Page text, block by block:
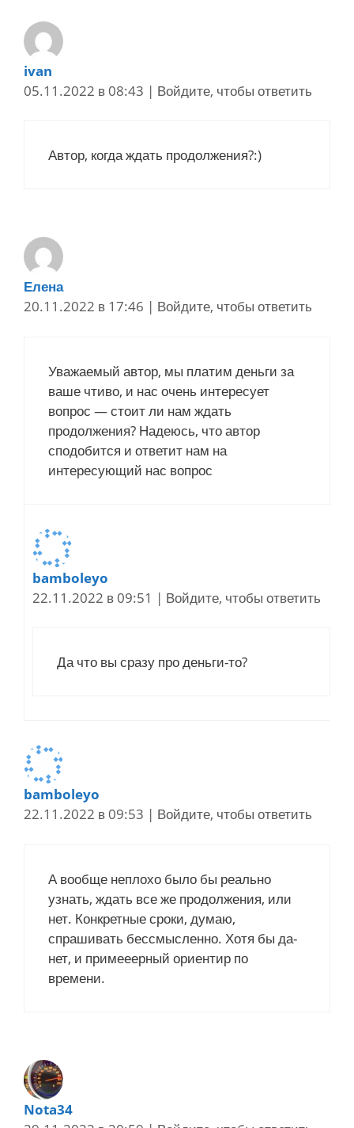
ivan
05.11.2022 в 08:43 | Войдите, чтобы ответить
Автор, когда ждать продолжения?:)
Елена
20.11.2022 в 17:46 | Войдите, чтобы ответить
Уважаемый автор, мы платим деньги за
ваше чтиво, и нас очень интересует
вопрос — стоит ли нам ждать
продолжения? Надеюсь, что автор
сподобится и ответит нам на
интересующий нас вопрос
bamboleyo
22.11.2022 в 09:51 | Войдите, чтобы ответить
Да что вы сразу про деньги-то?
bamboleyo
22.11.2022 в 09:53 | Войдите, чтобы ответить
А вообще неплохо было бы реально
узнать, ждать все же продолжения, или
нет. Конкретные сроки, думаю,
спрашивать бессмысленно. Хотя бы да-
нет, и примееерный ориентир по
времени.
Nota34